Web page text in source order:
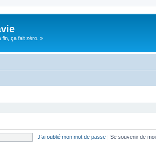
fin, ça fait zéro. »
J’ai oublié mon mot de passe | Se souvenir de moi